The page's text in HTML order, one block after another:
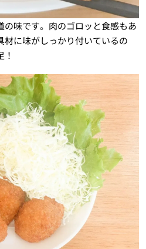
の味です。肉のゴロッと食感もあ
材に味がしっかり付いているの